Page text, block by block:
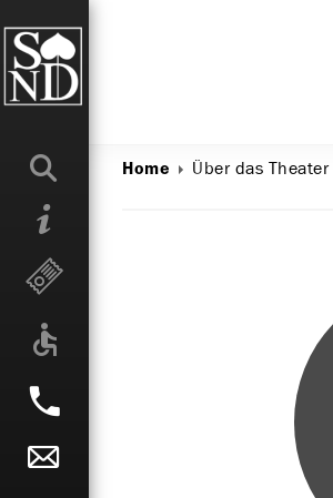
Home Über das Theater